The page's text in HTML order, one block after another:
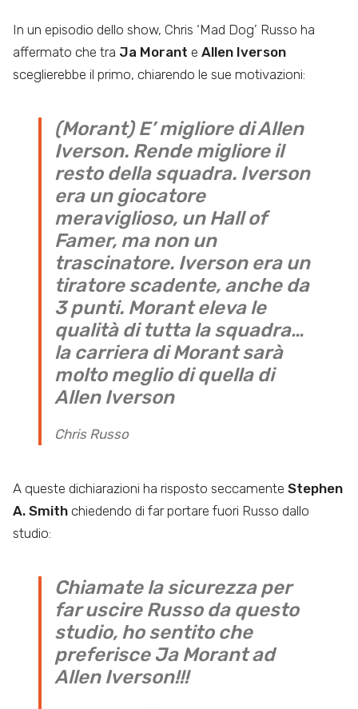
In un episodio dello show, Chris ‘Mad Dog’ Russo ha
affermato che tra Ja Morant e Allen Iverson
sceglierebbe il primo, chiarendo le sue motivazioni:
(Morant) E’ migliore di Allen
Iverson. Rende migliore il
resto della squadra. Iverson
era un giocatore
meraviglioso, un Hall of
Famer, ma non un
trascinatore. Iverson era un
tiratore scadente, anche da
3 punti. Morant eleva le
qualità di tutta la squadra…
la carriera di Morant sarà
molto meglio di quella di
Allen Iverson
Chris Russo
A queste dichiarazioni ha risposto seccamente Stephen
A. Smith chiedendo di far portare fuori Russo dallo
studio:
Chiamate la sicurezza per
far uscire Russo da questo
studio, ho sentito che
preferisce Ja Morant ad
Allen Iverson!!!